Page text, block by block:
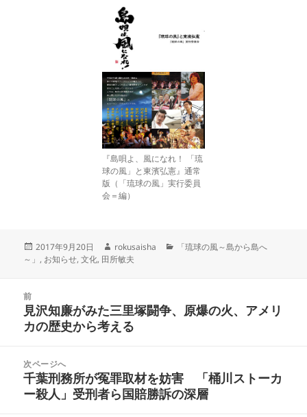
『島唄よ、風になれ！ 「琉
球の風」と東濱弘憲』通常
版（「琉球の風」実行委員
会＝編）
投
稿
2017年9月20日
作
成
rokusaisha
カ「琉球の風～島から島へ
～」 , お知らせ,文化, 田所敏夫
前
前
の
稿:
見沢知廉がみた三里塚闘争、原爆の火、アメリ
カの歴史から考える
次ページへ
次
の
千葉刑務所が冤罪取材を妨害 「桶川ストーカ
ー殺人」受刑者ら国賠勝訴の深層